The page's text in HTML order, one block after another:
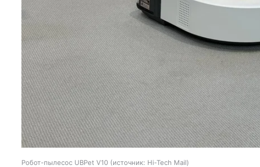
Робот-пылесос UBPet V10 источник: Hi-Tech Mail